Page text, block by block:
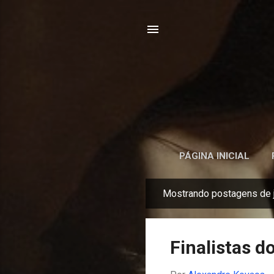
PÁGINA INICIAL
o
Mostrando postagens de
Finalistas